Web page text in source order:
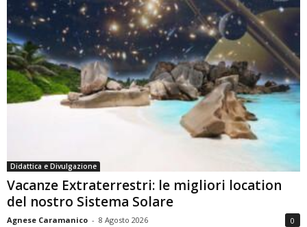
Didattica e Divulgazione
Vacanze Extraterrestri: le migliori location
del nostro Sistema Solare
Agnese Caramanico - 8 Agosto 2026 0